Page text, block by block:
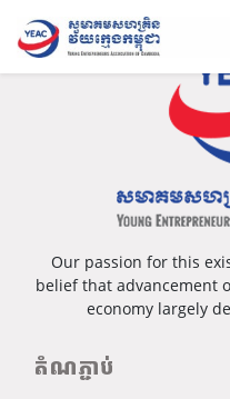
Our passion for this
belief that advancement
economy largely
តំណភ្ជាប់